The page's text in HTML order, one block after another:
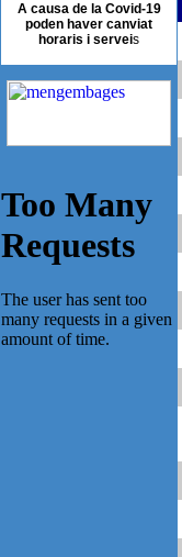
A causa de la Covid-19
poden haver canviat
horaris i serveis